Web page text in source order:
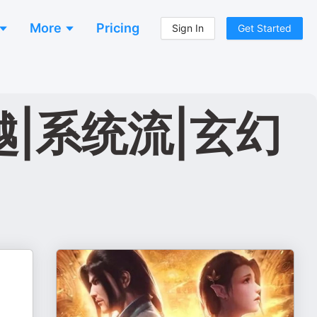
More Pricing Sign In Get Started
|系统流|玄幻